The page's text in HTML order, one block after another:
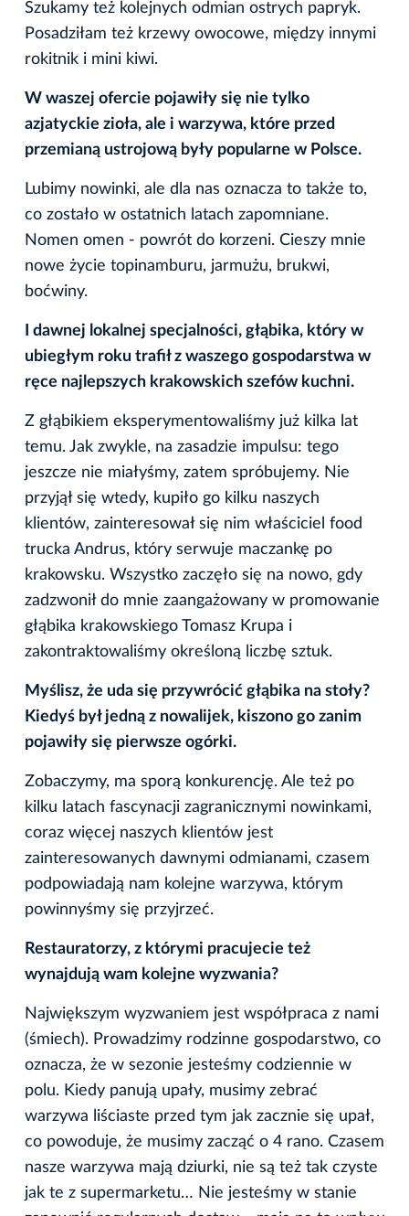
Szukamy też kolejnych odmian ostrych papryk.
Posadziłam też krzewy owocowe, między innymi
rokitnik i mini kiwi.
W waszej ofercie pojawiły się nie tylko
azjatyckie zioła, ale i warzywa, które przed
przemianą ustrojową były popularne w Polsce.
Lubimy nowinki, ale dla nas oznacza to także to,
co zostało w ostatnich latach zapomniane.
Nomen omen - powrót do korzeni. Cieszy mnie
nowe życie topinamburu, jarmużu, brukwi,
boćwiny.
I dawnej lokalnej specjalności, głąbika, który w
ubiegłym roku trafił z waszego gospodarstwa w
ręce najlepszych krakowskich szefów kuchni.
Z głąbikiem eksperymentowaliśmy już kilka lat
temu. Jak zwykle, na zasadzie impulsu: tego
jeszcze nie miałyśmy, zatem spróbujemy. Nie
przyjął się wtedy, kupiło go kilku naszych
klientów, zainteresował się nim właściciel food
trucka Andrus, który serwuje maczankę po
krakowsku. Wszystko zaczęło się na nowo, gdy
zadzwonił do mnie zaangażowany w promowanie
głąbika krakowskiego Tomasz Krupa i
zakontraktowaliśmy określoną liczbę sztuk.
Myślisz, że uda się przywrócić głąbika na stoły?
Kiedyś był jedną z nowalijek, kiszono go zanim
pojawiły się pierwsze ogórki.
Zobaczymy, ma sporą konkurencję. Ale też po
kilku latach fascynacji zagranicznymi nowinkami,
coraz więcej naszych klientów jest
zainteresowanych dawnymi odmianami, czasem
podpowiadają nam kolejne warzywa, którym
powinnyśmy się przyjrzeć.
Restauratorzy, z którymi pracujecie też
wynajdują wam kolejne wyzwania?
Największym wyzwaniem jest współpraca z nami
(śmiech). Prowadzimy rodzinne gospodarstwo, co
oznacza, że w sezonie jesteśmy codziennie w
polu. Kiedy panują upały, musimy zebrać
warzywa liściaste przed tym jak zacznie się upał,
co powoduje, że musimy zacząć o 4 rano. Czasem
nasze warzywa mają dziurki, nie są też tak czyste
jak te z supermarketu… Nie jesteśmy w stanie